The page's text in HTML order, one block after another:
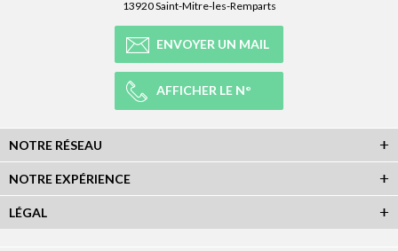
13920 Saint-Mitre-les-Remparts
ENVOYER UN MAIL
AFFICHER LE N°
NOTRE RÉSEAU
NOTRE EXPÉRIENCE
LÉGAL